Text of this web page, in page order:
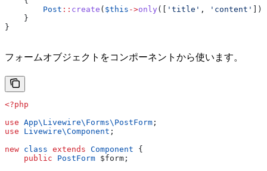
        Post
:: create ( $this ->only ([ 'title' , 'content'
    }
}
フォームオブジェクトをコンポーネントから使います。
<?php
use App\Livewire\Forms\ PostForm ;
use Livewire\Component ;
new class extends Component {
    public
PostForm $form ;